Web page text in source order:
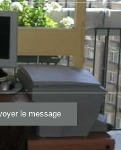
le message